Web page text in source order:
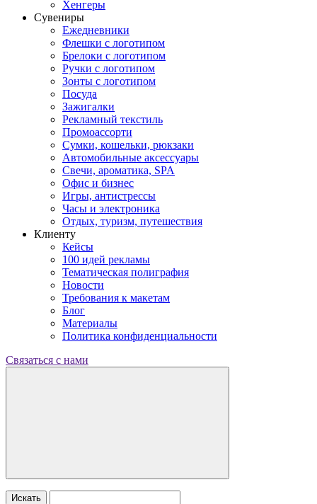
Хенгеры
Сувениры
Ежедневники
Флешки с логотипом
Брелоки с логотипом
Ручки с логотипом
Зонты с логотипом
Посуда
Зажигалки
Рекламный текстиль
Промоассорти
Сумки, кошельки, рюкзаки
Автомобильные аксессуары
Свечи, ароматика, SPA
Офис и бизнес
Игры, антистрессы
Часы и электроника
Отдых, туризм, путешествия
Клиенту
Кейсы
100 идей рекламы
Тематическая полиграфия
Новости
Требования к макетам
Блог
Материалы
Политика конфиденциальности
Связаться с нами
Искать